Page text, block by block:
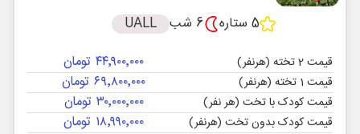
5 ستاره
6 شب UALL
قیمت 2 تخته (هرنفر) ۴۴٬۹۰۰٬۰۰۰ تومان
قیمت 1 تخته (هرنفر) ۶۹٬۸۰۰٬۰۰۰ تومان
قیمت کودک با تخت (هر نفر) ۳۰٬۰۰۰٬۰۰۰ تومان
قیمت کودک بدون تخت (هرنفر) ۱۸٬۹۹۰٬۰۰۰ تومان